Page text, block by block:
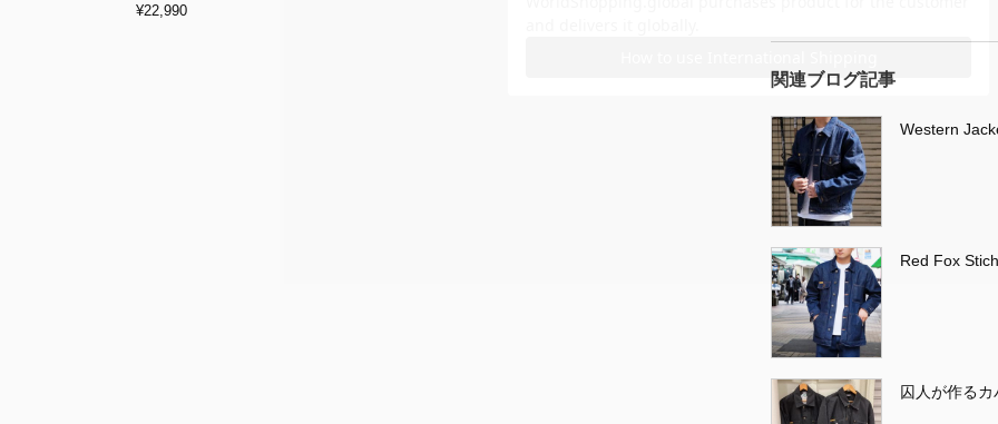
関連ブログ記事
Western
Red Fox Stich
囚人が作る
¥22,990